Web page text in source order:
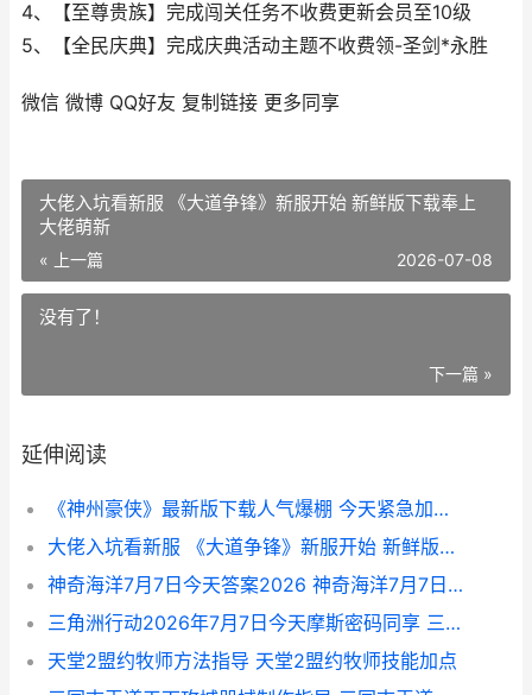
4、【至尊贵族】完成闯关任务不收费更新会员至10级
5、【全民庆典】完成庆典活动主题不收费领-圣剑*永胜
微信 微博 QQ好友 复制链接 更多同享
大佬入坑看新服 《大道争锋》新服开始 新鲜版下载奉上
大佬萌新
« 上一篇 2026-07-08
没有了！
下一篇 »
延伸阅读
《神州豪侠》最新版下载人气爆棚 今天紧急加推新服 神州英豪mp3歌曲
大佬入坑看新服 《大道争锋》新服开始 新鲜版下载奉上 大佬萌新
神奇海洋7月7日今天答案2026 神奇海洋7月7日免费观看
三角洲行动2026年7月7日今天摩斯密码同享 三角洲行动2026主播巅峰赛官网
天堂2盟约牧师方法指导 天堂2盟约牧师技能加点